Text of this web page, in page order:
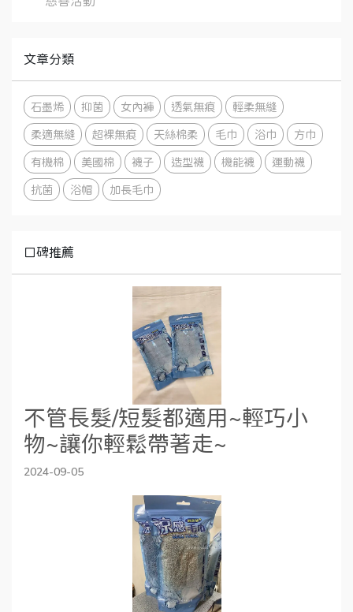
文章分類
石墨烯 抑菌 女內褲 透氣無痕 輕柔無縫
柔適無縫 超裸無痕 天絲棉柔 毛巾 浴巾 方巾
有機棉 美國棉 襪子 造型襪 機能襪 運動襪
抗菌 浴帽 加長毛巾
口碑推薦
不管長髮/短髮都適用~輕巧小
物~讓你輕鬆帶著走~
2024-09-05